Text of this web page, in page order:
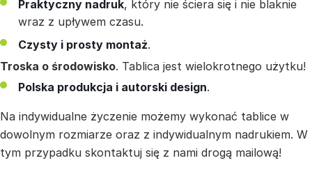
Praktyczny nadruk, który nie ściera się i nie blaknie
wraz z upływem czasu.
Czysty i prosty montaż.
Troska o środowisko. Tablica jest wielokrotnego użytku!
Polska produkcja i autorski design.
Na indywidualne życzenie możemy wykonać tablice w
dowolnym rozmiarze oraz z indywidualnym nadrukiem. W
tym przypadku skontaktuj się z nami drogą mailową!